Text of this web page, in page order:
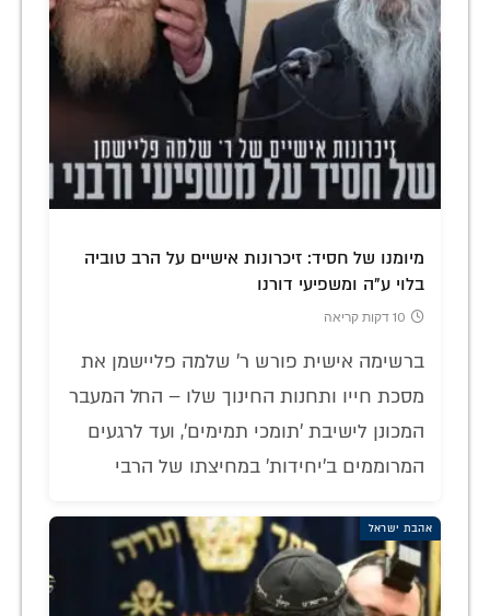
מיומנו של חסיד: זיכרונות אישיים על הרב טוביה
בלוי ע"ה ומשפיעי דורנו
10 דקות קריאה
ברשימה אישית פורש ר' שלמה פליישמן את
מסכת חייו ותחנות החינוך שלו – החל המעבר
המכונן לישיבת 'תומכי תמימים', ועד לרגעים
המרוממים ב'יחידות' במחיצתו של הרבי
אהבת ישראל